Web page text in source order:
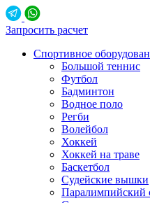
Запросить расчет
Спортивное
Большой теннис
Футбол
Бадминтон
Водное поло
Регби
Волейбол
Хоккей
Хоккей на траве
Баскетбол
Судейские вышки
Паралимпийский